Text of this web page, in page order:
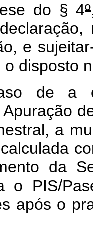
do § 4º
e
o disposto
de a
a
da
o PIS/